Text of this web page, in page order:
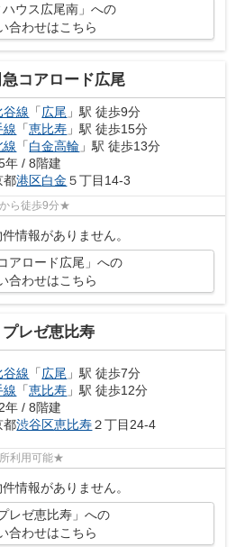
ハウス広尾南」への
合わせはこちら
コアロード広尾
谷線 「広尾 」駅 徒歩9分
線 「恵比寿 」駅 徒歩15分
線 「白金高輪 」駅 徒歩13分
年 / 8階建
都港区白金 ５丁目14-3
ら徒歩9分★
情報がありません。
アロード広尾」への
合わせはこちら
プレゼ恵比寿
谷線 「広尾 」駅 徒歩7分
線 「恵比寿 」駅 徒歩12分
年 / 8階建
都渋谷区恵比寿２丁目24-4
利用可能★
情報がありません。
レゼ恵比寿」への
合わせはこちら